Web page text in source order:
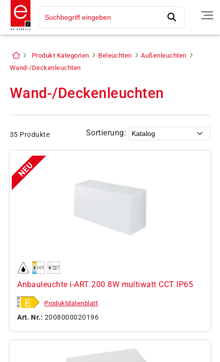
Produkt Kategorien Beleuchten
Außenleuchten
Wand-/Deckenleuchten
Wand-/Deckenleuchten
35 Produkte Sortierung:
Anbauleuchte i-ART 200 8W multiwatt CCT IP65
Produktdatenblatt
Art. Nr.: 2008000020196